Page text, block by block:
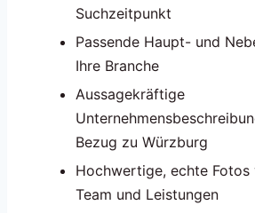
Suchzeitpunkt
Passende Haupt- und
Ihre Branche
Aussagekräftige
Bezug zu Würzburg
Hochwertige, echte Fotos
Team und Leistungen